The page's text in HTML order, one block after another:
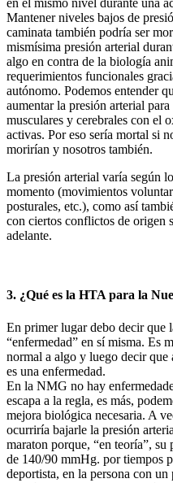
en el mismo nivel durante una
Mantener niveles bajos de
caminata también podría ser
mismísima presión arterial
algo en contra de la biología
requerimientos funcionales
autónomo. Podemos entender
aumentar la presión arterial
musculares y cerebrales con el
activas. Por eso sería mortal si
morirían y nosotros también.
La presión arterial varía según
momento (movimientos
posturales, etc.), como así
con ciertos conflictos de origen
adelante.
3. ¿Qué es la HTA para la
En primer lugar debo decir que
“enfermedad” en sí misma. Es
normal a algo y luego decir que
es una enfermedad.
En la NMG no hay
escapa a la regla, es más,
mejora biológica necesaria. A
ocurriría bajarle la presión
maraton porque, “en teoría”,
de 140/90 mmHg. por tiempos
deportista, en la persona con